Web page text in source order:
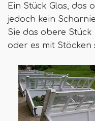
Ein Stück Glas, das
jedoch kein
Sie das obere
oder es mit Stöcken